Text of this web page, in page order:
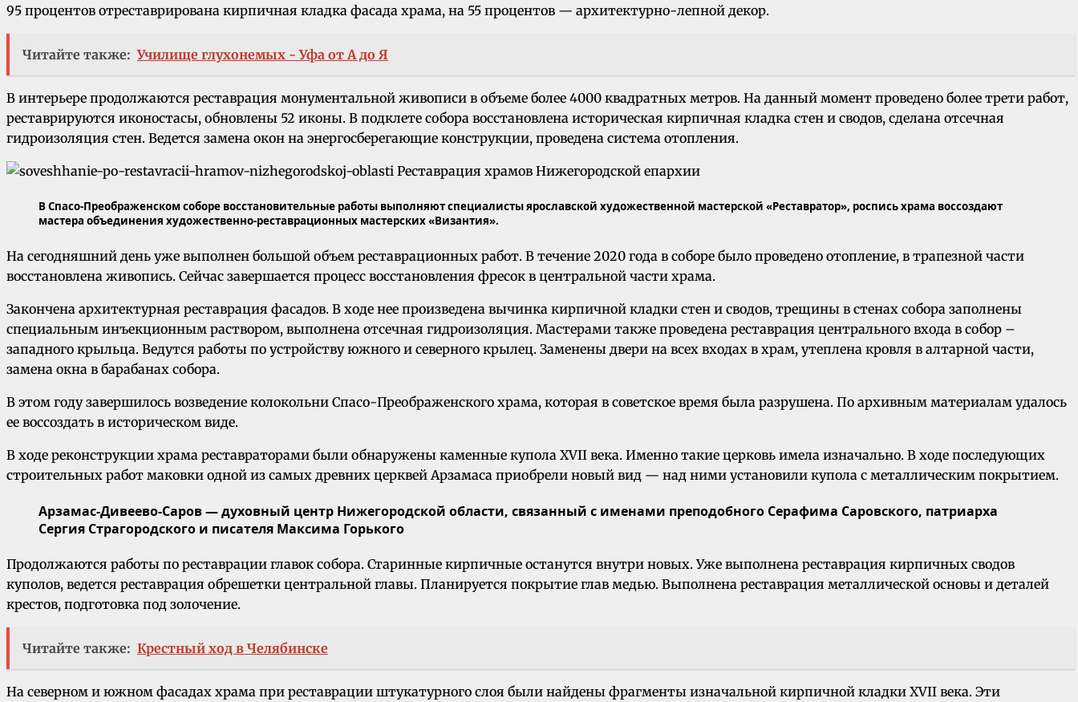
95 процентов отреставрирована кирпичная кладка фасада храма, на 55 процентов — архитектурно-лепной декор.
Читайте также: Училище глухонемых - Уфа от А до Я
В интерьере продолжаются реставрация монументальной живописи в объеме более 4000 квадратных метров. На данный момент проведено более трети работ,
реставрируются иконостасы, обновлены 52 иконы. В подклете собора восстановлена историческая кирпичная кладка стен и сводов, сделана отсечная
гидроизоляция стен. Ведется замена окон на энергосберегающие конструкции, проведена система отопления.
В Спасо-Преображенском соборе восстановительные работы выполняют специалисты ярославской художественной мастерской «Реставратор», роспись храма воссоздают
мастера объединения художественно-реставрационных мастерских «Византия».
На сегодняшний день уже выполнен большой объем реставрационных работ. В течение 2020 года в соборе было проведено отопление, в трапезной части
восстановлена живопись. Сейчас завершается процесс восстановления фресок в центральной части храма.
Закончена архитектурная реставрация фасадов. В ходе нее произведена вычинка кирпичной кладки стен и сводов, трещины в стенах собора заполнены
специальным инъекционным раствором, выполнена отсечная гидроизоляция. Мастерами также проведена реставрация центрального входа в собор –
западного крыльца. Ведутся работы по устройству южного и северного крылец. Заменены двери на всех входах в храм, утеплена кровля в алтарной части,
замена окна в барабанах собора.
В этом году завершилось возведение колокольни Спасо-Преображенского храма, которая в советское время была разрушена. По архивным материалам удалось
ее воссоздать в историческом виде.
В ходе реконструкции храма реставраторами были обнаружены каменные купола XVII века. Именно такие церковь имела изначально. В ходе последующих
строительных работ маковки одной из самых древних церквей Арзамаса приобрели новый вид — над ними установили купола с металлическим покрытием.
Арзамас-Дивеево-Саров — духовный центр Нижегородской области, связанный с именами преподобного Серафима Саровского, патриарха
Сергия Страгородского и писателя Максима Горького
Продолжаются работы по реставрации главок собора. Старинные кирпичные останутся внутри новых. Уже выполнена реставрация кирпичных сводов
куполов, ведется реставрация обрешетки центральной главы. Планируется покрытие глав медью. Выполнена реставрация металлической основы и деталей
крестов, подготовка под золочение.
Читайте также: Крестный ход в Челябинске
На северном и южном фасадах храма при реставрации штукатурного слоя были найдены фрагменты изначальной кирпичной кладки XVII века. Эти